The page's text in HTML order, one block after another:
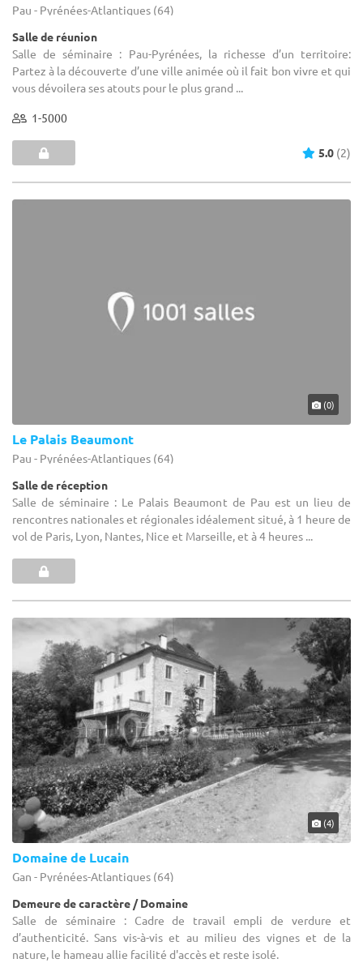
Pau - Pyrénées-Atlantiques (64)
Salle de réunion
Salle de séminaire : Pau-Pyrénées, la richesse d’un territoire:
Partez à la découverte d’une ville animée où il fait bon vivre et qui
vous dévoilera ses atouts pour le plus grand ...
1-5000
5.0 (2)
(0)
Le Palais Beaumont
Pau - Pyrénées-Atlantiques (64)
Salle de réception
Salle de séminaire : Le Palais Beaumont de Pau est un lieu de
rencontres nationales et régionales idéalement situé, à 1 heure de
vol de Paris, Lyon, Nantes, Nice et Marseille, et à 4 heures ...
(4)
Domaine de Lucain
Gan - Pyrénées-Atlantiques (64)
Demeure de caractère / Domaine
Salle de séminaire : Cadre de travail empli de verdure et
d’authenticité. Sans vis-à-vis et au milieu des vignes et de la
nature, le hameau allie facilité d'accès et reste isolé.